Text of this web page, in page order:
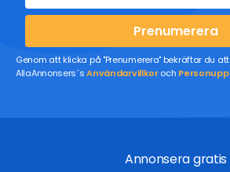
Prenumerera
Genom att klicka på "Prenumerera" bekräftar du
AllaAnnonsers´sAnvändarvillkoroch
Annonsera gratis